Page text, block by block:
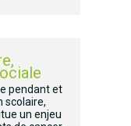
pendant et
scolaire,
un enjeu